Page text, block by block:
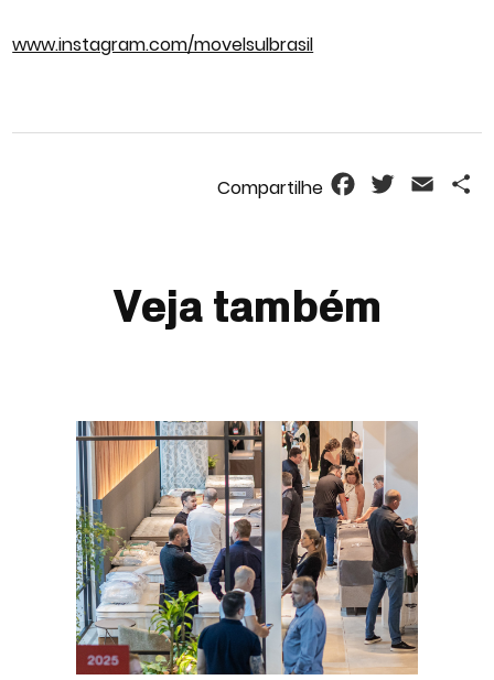
www.instagram.com/movelsulbrasil
FacebookTwitterEmail
Veja também